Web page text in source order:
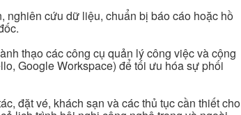
nghiên cứu dữ liệu, chuẩn bị báo cáo hoặc hồ
thạo các công cụ quản lý công việc và cộng
Google Workspace) để tối ưu hóa sự phối
đặt vé, khách sạn và các thủ tục cần thiết cho